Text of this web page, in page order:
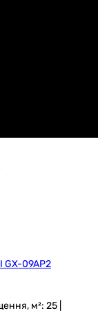
GX-09AP2
м²: 25 |